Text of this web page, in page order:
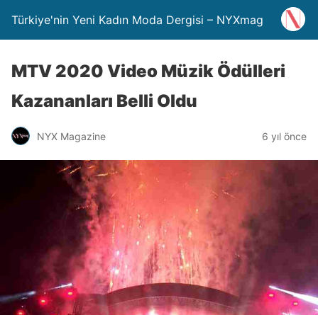
Türkiye'nin Yeni Kadın Moda Dergisi – NYXmag
MTV 2020 Video Müzik Ödülleri
Kazananları Belli Oldu
NYX Magazine 6 yıl önce